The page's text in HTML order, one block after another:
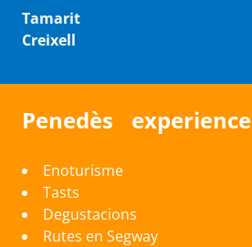
Tamarit
Creixell
Penedès experience
Enoturisme
Tasts
Degustacions
Rutes en Segway